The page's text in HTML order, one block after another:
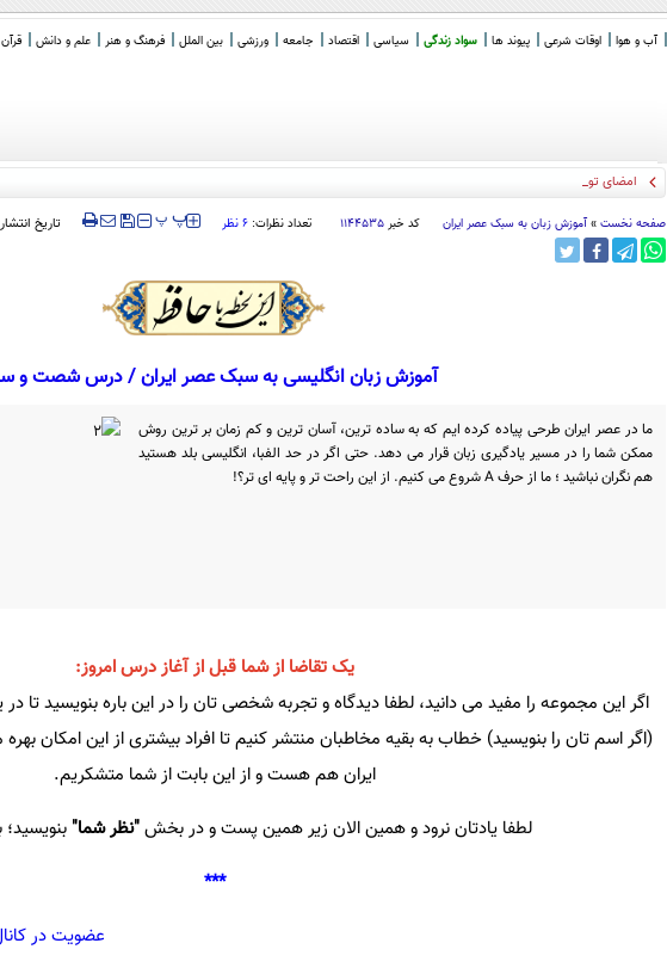
آب و هوا اوقات شرعی پیوند ها سواد زندگی سیاسی اقتصاد جامعه ورزشی بین الملل فرهنگ و هنر علم و دانش قرآن
امضای توافق دفاع مشترک عربست
صفحه نخست »آموزش زبان به سبک عصر ایران کد خبر ۱۱۴۴۵۳۵ تعداد نظرات: ۶ نظر ‍‍‍ پپ تاریخ
آموزش زبان انگلیسی به سبک عصر ایران / درس شصت و
ما در عصر ایران طرحی پیاده کرده ایم که به ساده ترین، آسان ترین و کم زمان بر ترین روش
ممکن شما را در مسیر یادگیری زبان قرار می دهد. حتی اگر در حد الفبا، انگلیسی بلد هستید
هم نگران نباشید ؛ ما از حرف A شروع می کنیم. از این راحت تر و پایه ای تر؟!
یک تقاضا از شما قبل از آغاز درس امروز:
اگر این مجموعه را مفید می دانید، لطفا دیدگاه و تجربه شخصی تان را در این باره بنویسید
(اگر اسم تان را بنویسید) خطاب به بقیه مخاطبان منتشر کنیم تا افراد بیشتری از این امکان
ایران هم هست و از این بابت از شما متشکریم.
لطفا یادتان نرود و همین الان زیر همین پست و در بخش"نظر شما"
***
عضویت در